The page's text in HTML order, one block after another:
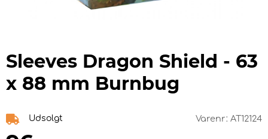
Sleeves Dragon Shield - 63
x 88 mm Burnbug
Udsolgt Varenr: AT12124